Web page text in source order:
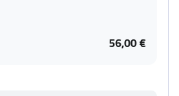
56,00 €